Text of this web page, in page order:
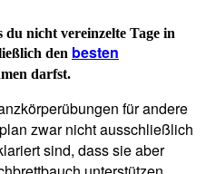
nicht vereinzelte Tage in
den besten
darfst.
für andere
zwar nicht ausschließlich
sind, dass sie aber